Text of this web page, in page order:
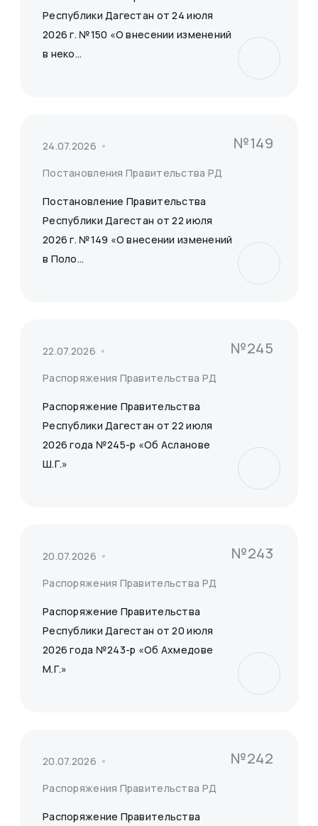
Республики Дагестан от 24 июля
2026 г. №150 «О внесении изменений
в неко...
24.07.2026
Постановления Правительства РД
№149
Постановление Правительства
Республики Дагестан от 22 июля
2026 г. №149 «О внесении изменений
в Поло...
22.07.2026
Распоряжения Правительства РД
№245
Распоряжение Правительства
Республики Дагестан от 22 июля
2026 года №245-р «Об Асланове
Ш.Г.»
20.07.2026
Распоряжения Правительства РД
№243
Распоряжение Правительства
Республики Дагестан от 20 июля
2026 года №243-р «Об Ахмедове
М.Г.»
20.07.2026
Распоряжения Правительства РД
№242
Распоряжение Правительства